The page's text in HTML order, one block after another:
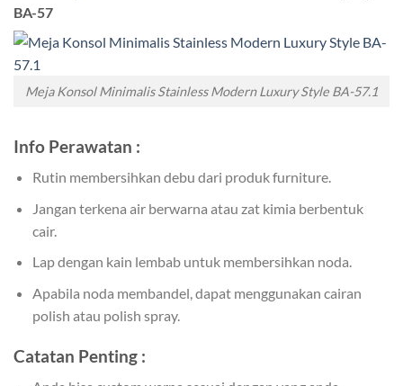
BA-57
Meja Konsol Minimalis Stainless Modern Luxury Style BA-57.1
Info Perawatan :
Rutin membersihkan debu dari produk furniture.
Jangan terkena air berwarna atau zat kimia berbentuk
cair.
Lap dengan kain lembab untuk membersihkan noda.
Apabila noda membandel, dapat menggunakan cairan
polish atau polish spray.
Catatan Penting :